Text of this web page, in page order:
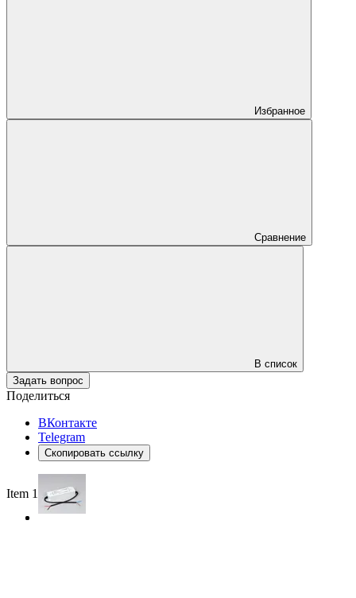
Избранное
Сравнение
В список
Задать вопрос
Поделиться
ВКонтакте
Telegram
Скопировать ссылку
Item 1 of 2